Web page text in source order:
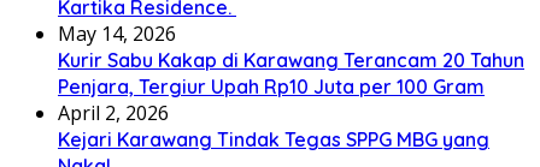
Kartika Residence.
May 14, 2026
Kurir Sabu Kakap di Karawang Terancam 20 Tahun
Penjara, Tergiur Upah Rp10 Juta per 100 Gram
April 2, 2026
Kejari Karawang Tindak Tegas SPPG MBG yang